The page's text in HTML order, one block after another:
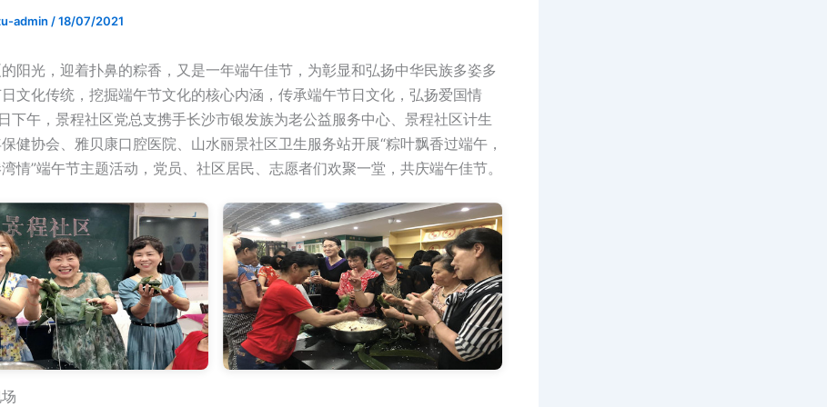
admin /18/07/2021
阳光，迎着扑鼻的粽香，又是一年端午佳节，为彰显和弘扬中华民族多姿多
文化传统，挖掘端午节文化的核心内涵，传承端午节日文化，弘扬爱国情
下午，景程社区党总支携手长沙市银发族为老公益服务中心、景程社区计生
健协会、雅贝康口腔医院、山水丽景社区卫生服务站开展“粽叶飘香过端午，
情”端午节主题活动，党员、社区居民、志愿者们欢聚一堂，共庆端午佳节。